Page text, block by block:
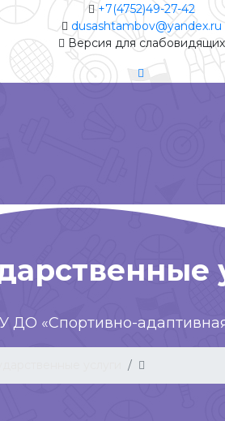
+7(4752)49-27-42
dusashtambov@yandex.ru
Версия для слабовидящих
ДО «Спортивно-